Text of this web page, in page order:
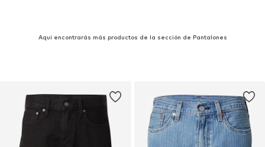
Aquí encontrarás más productos de la sección de Pantalones